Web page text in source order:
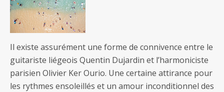
Il existe assurément une forme de connivence entre le
guitariste liégeois Quentin Dujardin et l’harmoniciste
parisien Olivier Ker Ourio. Une certaine attirance pour
les rythmes ensoleillés et un amour inconditionnel des